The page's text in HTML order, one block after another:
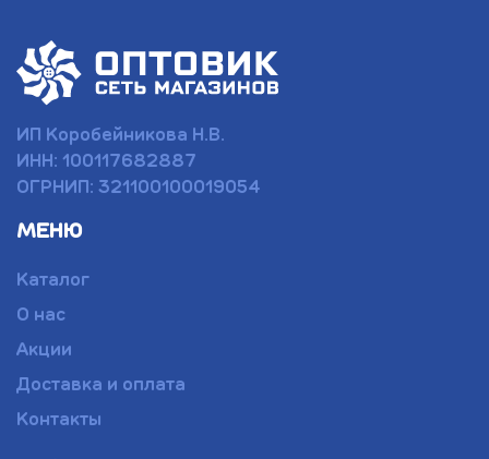
ИП Коробейникова Н.В.
ИНН: 100117682887
ОГРНИП: 321100100019054
МЕНЮ
Каталог
О нас
Акции
Доставка и оплата
Контакты